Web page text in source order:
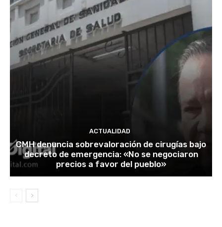
ACTUALIDAD
CMH denuncia sobrevaloración de cirugías bajo
decreto de emergencia: «No se negociaron
precios a favor del pueblo»